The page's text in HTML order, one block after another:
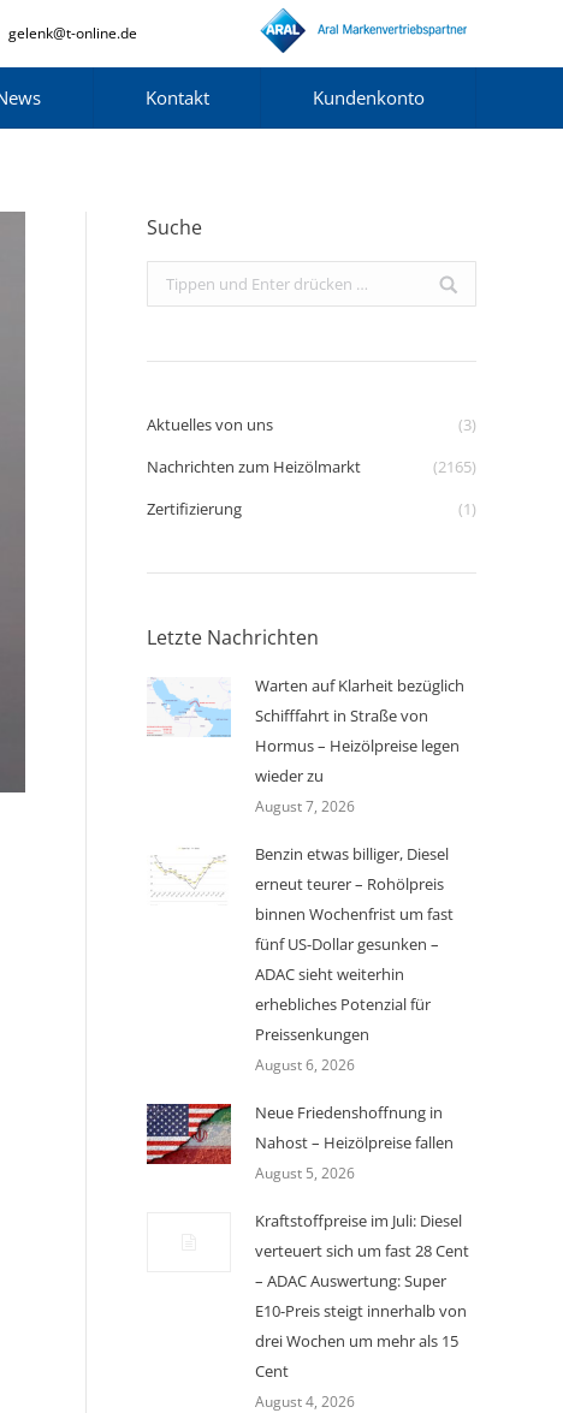
gelenk@t-online.de
Kontakt Kundenkonto
Suche
Search:
Aktuelles von uns
(3)
Nachrichten zum Heizölmarkt
(2165)
Zertifizierung
(1)
Letzte Nachrichten
Warten auf Klarheit bezüglich
Schifffahrt in Straße von
Hormus – Heizölpreise legen
wieder zu
August 7, 2026
Benzin etwas billiger, Diesel
erneut teurer – Rohölpreis
binnen Wochenfrist um fast
fünf US-Dollar gesunken –
ADAC sieht weiterhin
erhebliches Potenzial für
Preissenkungen
August 6, 2026
Neue Friedenshoffnung in
Nahost – Heizölpreise fallen
August 5, 2026
Kraftstoffpreise im Juli: Diesel
verteuert sich um fast 28 Cent
– ADAC Auswertung: Super
E10-Preis steigt innerhalb von
drei Wochen um mehr als 15
Cent
August 4, 2026